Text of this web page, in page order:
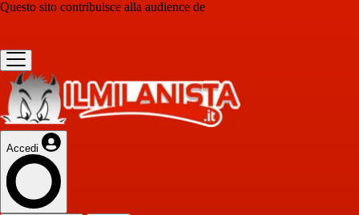
Questo sito contribuisce alla audience de
Accedi